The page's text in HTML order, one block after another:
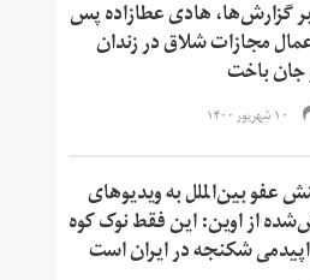
گزارش‌ها، هادی عطازاده پس
مجازات شلاق در زندان
جان باخت
۱۰ شهریور ۱۴۰۰
عفو بین‌الملل به ویدیوهای
از اوین: این فقط نوک کوه
شکنجه در ایران است